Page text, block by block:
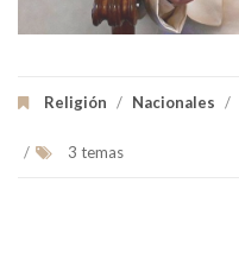
Religión / Nacionales /
/ 3 temas